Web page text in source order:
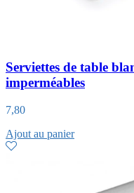
Serviettes de table
imperméables
7,80
Ajout au panier